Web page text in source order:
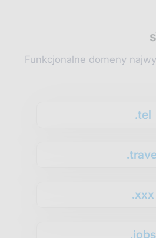
Funkcjonalne domeny
.tel
.xxx
.jobs